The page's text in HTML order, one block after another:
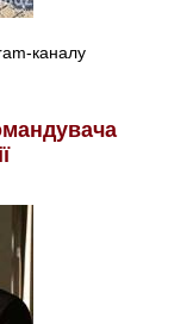
каналу